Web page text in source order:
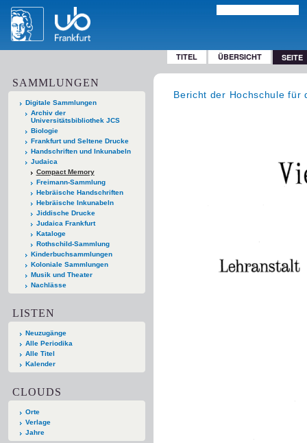
TITEL ÜBERSICHT SEITE
SAMMLUNGEN
Digitale Sammlungen
Archiv der
Universitätsbibliothek JCS
Biologie
Frankfurt und Seltene Drucke
Handschriften und Inkunabeln
Judaica
Compact Memory
Freimann-Sammlung
Hebräische Handschriften
Hebräische Inkunabeln
Jiddische Drucke
Judaica Frankfurt
Kataloge
Rothschild-Sammlung
Kinderbuchsammlungen
Koloniale Sammlungen
Musik und Theater
Nachlässe
LISTEN
Neuzugänge
Alle Periodika
Alle Titel
Kalender
CLOUDS
Orte
Verlage
Jahre
Bericht der Hochschule für